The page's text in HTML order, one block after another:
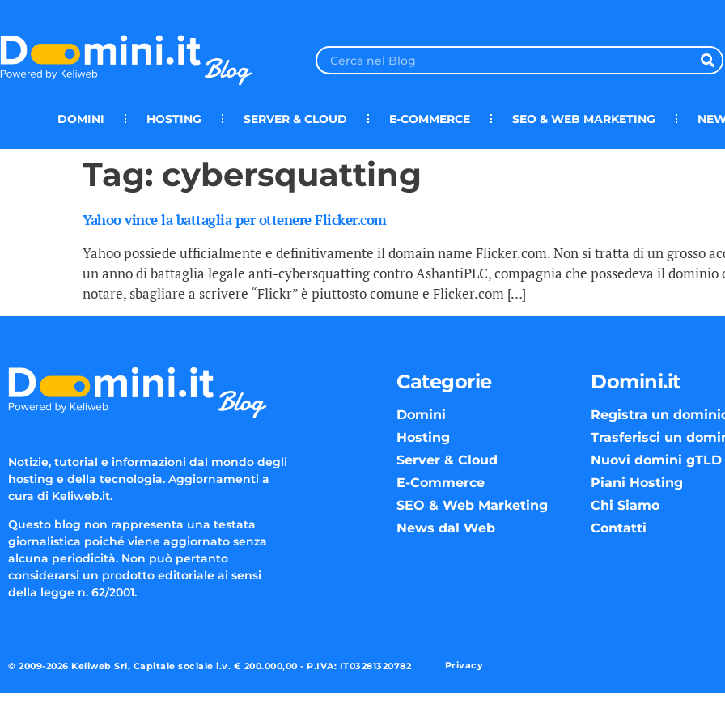
DOMINI HOSTING SERVER & CLOUD E-COMMERCE SEO & WEB MARKETING
Tag: cybersquatting
Yahoo vince la battaglia per ottenere Flicker.com
Yahoo possiede ufficialmente e definitivamente il domain name Flicker.com. Non si tratta di un grosso
un anno di battaglia legale anti-cybersquatting contro AshantiPLC, compagnia che possedeva il
notare, sbagliare a scrivere “Flickr” è piuttosto comune e Flicker.com […]
Notizie, tutorial e informazioni dal mondo degli
hosting e della tecnologia. Aggiornamenti a
cura di Keliweb.it.
Questo blog non rappresenta una testata
giornalistica poiché viene aggiornato senza
alcuna periodicità. Non può pertanto
considerarsi un prodotto editoriale ai sensi
della legge n. 62/2001.
Categorie
Domini
Hosting
Server & Cloud
E-Commerce
SEO & Web Marketing
News dal Web
Domini.it
Registra un
Trasferisci un
Nuovi domini gTLD
Piani Hosting
Chi Siamo
Contatti
© 2009-2026 Keliweb Srl, Capitale sociale i.v. € 200.000,00 - P.IVA: IT03281320782 Privacy